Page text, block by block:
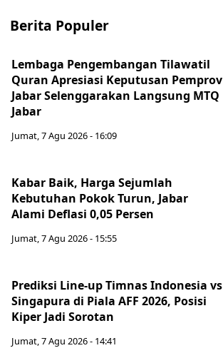
Berita Populer
Lembaga Pengembangan Tilawatil
Quran Apresiasi Keputusan Pemprov
Jabar Selenggarakan Langsung MTQ
Jabar
Jumat, 7 Agu 2026 - 16:09
Kabar Baik, Harga Sejumlah
Kebutuhan Pokok Turun, Jabar
Alami Deflasi 0,05 Persen
Jumat, 7 Agu 2026 - 15:55
Prediksi Line-up Timnas Indonesia vs
Singapura di Piala AFF 2026, Posisi
Kiper Jadi Sorotan
Jumat, 7 Agu 2026 - 14:41